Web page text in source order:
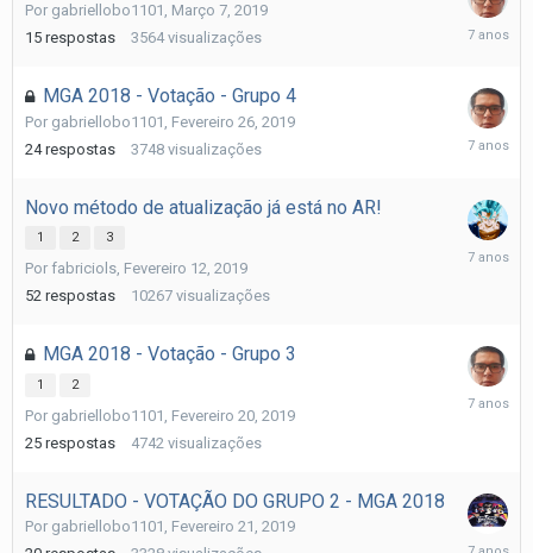
Por gabriellobo1101 , Março 7, 2019
15 respostas 3564 visualizações
Março
MGA 2018 - Votação - Grupo 4
Por gabriellobo1101 , Fevereiro 26, 2019
24 respostas 3748 visualizações
Março
Novo método de atualização já está no AR!
1 2 3
Por fabriciols, Fevereiro 12, 2019
52 respostas 10267 visualizações
Março
MGA 2018 - Votação - Grupo 3
1 2
Por gabriellobo1101 , Fevereiro 20, 2019
25 respostas 4742 visualizações
Fevereiro
RESULTADO - VOTAÇÃO DO GRUPO 2 - MGA 2018
Por gabriellobo1101 , Fevereiro 21, 2019
Fevereiro